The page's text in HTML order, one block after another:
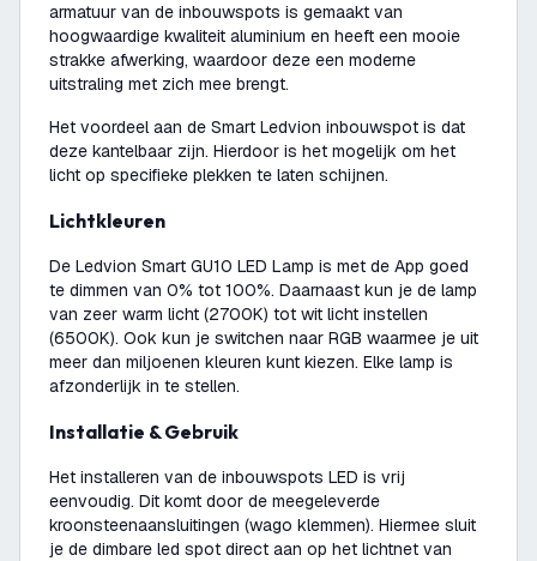
armatuur van de inbouwspots is gemaakt van
hoogwaardige kwaliteit aluminium en heeft een mooie
strakke afwerking, waardoor deze een moderne
uitstraling met zich mee brengt.
Het voordeel aan de Smart Ledvion inbouwspot is dat
deze kantelbaar zijn. Hierdoor is het mogelijk om het
licht op specifieke plekken te laten schijnen.
Lichtkleuren
De Ledvion Smart GU10 LED Lamp is met de App goed
te dimmen van 0% tot 100%. Daarnaast kun je de lamp
van zeer warm licht (2700K) tot wit licht instellen
(6500K). Ook kun je switchen naar RGB waarmee je uit
meer dan miljoenen kleuren kunt kiezen. Elke lamp is
afzonderlijk in te stellen.
Installatie & Gebruik
Het installeren van de inbouwspots LED is vrij
eenvoudig. Dit komt door de meegeleverde
kroonsteenaansluitingen (wago klemmen). Hiermee sluit
je de dimbare led spot direct aan op het lichtnet van